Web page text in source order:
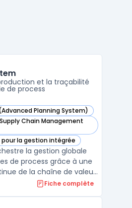
et la traçabilité
de process
Planning System)
dans cette catégorie
Chain Management
dans cette catégorie
pour la gestion intégrée
dans cette catégorie
la gestion globale
de process grâce à une
de la chaîne de valeur,
consommateur. Ce
Fiche complète